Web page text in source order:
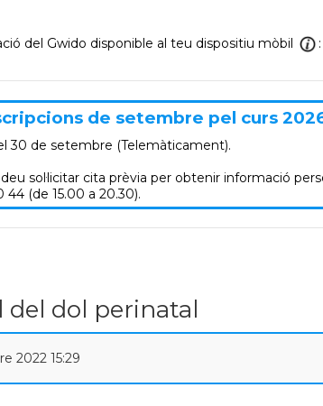
del Gwido disponible al teu dispositiu mòbil :
de setembre pel curs
30 de setembre (Telemàticament).
sol·licitar cita prèvia per obtenir informació
(de 15.00 a 20.30).
del dol perinatal
2022 15:29